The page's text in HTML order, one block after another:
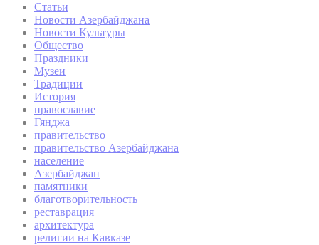
Статьи
Новости Азербайджана
Новости Культуры
Общество
Праздники
Музеи
Традиции
История
православие
Гянджа
правительство
правительство Азербайджана
население
Азербайджан
памятники
благотворительность
реставрация
архитектура
религии на Кавказе